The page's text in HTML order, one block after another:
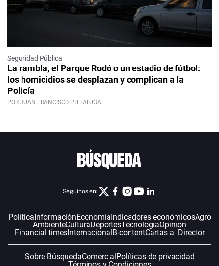
Seguridad Pública
La rambla, el Parque Rodó o un estadio de fútbol:
los homicidios se desplazan y complican a la
Policía
POR JUAN FRANCISCO PITTALUGA
Seguinos en:
Política InformaciónEconomía Indicadores económicosAgro
AmbienteCulturaDeportesTecnologíaOpinión
Financial timesInternacional B-contentCartas al Director
Sobre BúsquedaComercial Políticas de privacidad